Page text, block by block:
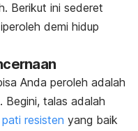
Berikut ini sederet
demi hidup
Anda peroleh adalah
Begini, talas adalah
pati resisten yang baik